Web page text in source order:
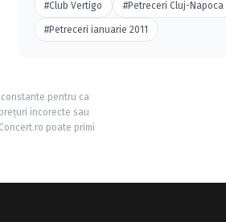
#Club Vertigo #Petreceri Cluj-Napoca
#Petreceri ianuarie 2011
pentru ca
incorecte sau
poate primi